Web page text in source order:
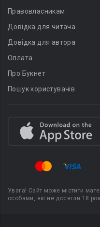
Правовласникам
Довідка для читача
Довідка для автора
Оплата
Про Букнет
Пошук користувачів
Увага! Сайт може містити
особами, які не досягли 18